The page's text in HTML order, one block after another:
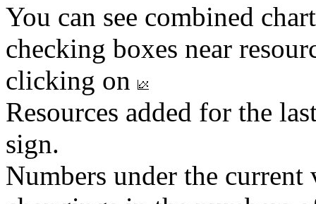
You can see combined
checking boxes near
clicking on
Resources added for the
sign.
Numbers under the